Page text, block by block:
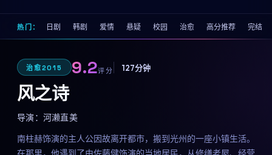
热门： 日剧 韩剧 爱情 悬疑 校园 治愈 高分推荐 完结
治愈2015 9.2评分 127分钟
风之诗
导演： 河濑直美
南柱赫饰演的主人公因故离开都市，搬到光州的一座小镇生活。